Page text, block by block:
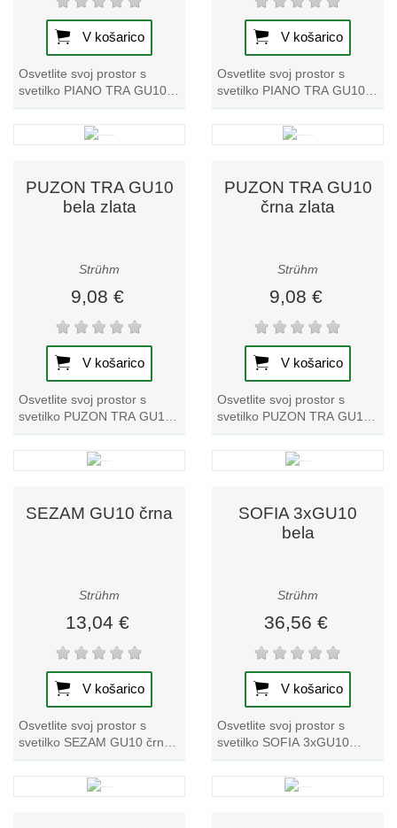
V košarico
Osvetlite svoj prostor s
svetilko PIANO TRA GU10
srebrna črna track light.
Odlična je za izboljšanje
ambienta in...
V košarico
Osvetlite svoj prostor s
svetilko PIANO TRA GU10
zlata črna track light, ki je
edinstven dodatek k naši
PUZON TRA GU10
bela zlata
Strühm
9,08 €
V košarico
Osvetlite svoj prostor s
svetilko PUZON TRA GU10
bela zlata track light. Ta
edinstveni kos iz naše zbirke
PUZON TRA GU10
črna zlata
Strühm
9,08 €
V košarico
Osvetlite svoj prostor s
svetilko PUZON TRA GU10
črna zlata track light. Ta
edinstvena tračna svetilka
SEZAM GU10 črna
Strühm
13,04 €
V košarico
Osvetlite svoj prostor s
svetilko SEZAM GU10 črna
track light. Ta tračna svetilka
je idealna za izboljšanje
SOFIA 3xGU10
bela
Strühm
36,56 €
V košarico
Osvetlite svoj prostor s
svetilko SOFIA 3xGU10
bela. Ta edinstvena tračna
svetilka ponuja elegantno
obliko in odlično...